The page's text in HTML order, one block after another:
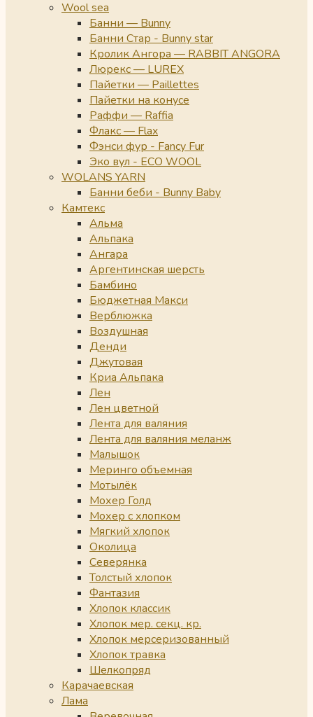
Wool sea
Банни — Bunny
Банни Стар - Bunny star
Кролик Ангора — RABBIT ANGORA
Люрекс — LUREX
Пайетки — Paillettes
Пайетки на конусе
Раффи — Raffia
Флакс — Flax
Фэнси фур - Fancy Fur
Эко вул - ECO WOOL
WOLANS YARN
Банни беби - Bunny Baby
Камтекс
Альма
Альпака
Ангара
Аргентинская шерсть
Бамбино
Бюджетная Макси
Верблюжка
Воздушная
Денди
Джутовая
Криа Альпака
Лен
Лен цветной
Лента для валяния
Лента для валяния меланж
Малышок
Меринго объемная
Мотылёк
Мохер Голд
Мохер с хлопком
Мягкий хлопок
Околица
Северянка
Толстый хлопок
Фантазия
Хлопок классик
Хлопок мер. секц. кр.
Хлопок мерсеризованный
Хлопок травка
Шелкопряд
Карачаевская
Лама